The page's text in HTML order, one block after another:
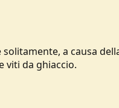
a causa
viti da ghiaccio.